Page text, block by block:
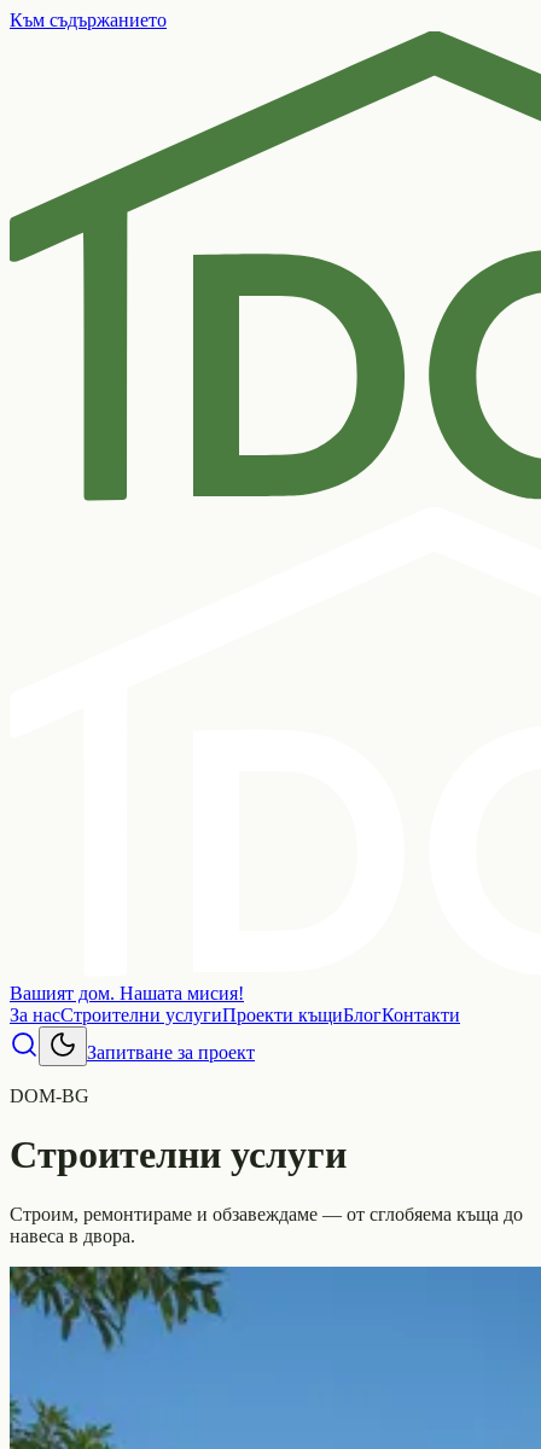
Към съдържанието
Вашият дом. Нашата мисия!
За насСтроителни услугиПроекти къщиБлогКонтакти
Запитване за проект
DOM-BG
Строителни услуги
Строим, ремонтираме и обзавеждаме — от сглобяема къща до
навеса в двора.